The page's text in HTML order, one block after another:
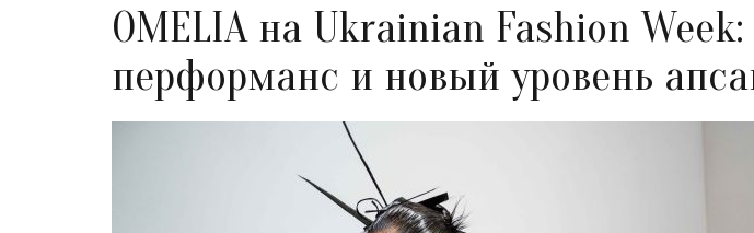
OMELIA на Ukrainian Fashion
перформанс и новый уровень